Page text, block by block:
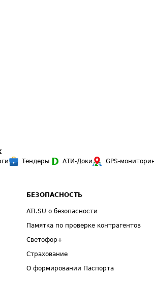
Тендеры АТИ-Доки GPS-
БЕЗОПАСНОСТЬ
ATI.SU о безопасности
Памятка по проверке контрагентов
Светофор+
Страхование
О формировании Паспорта